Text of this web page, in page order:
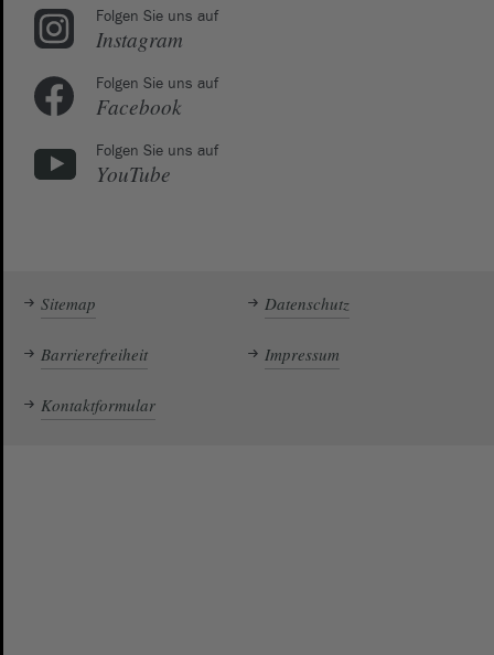
Folgen Sie uns auf
Instagram
Folgen Sie uns auf
Facebook
Folgen Sie uns auf
YouTube
Sitemap Datenschutz
Barrierefreiheit Impressum
Kontaktformular